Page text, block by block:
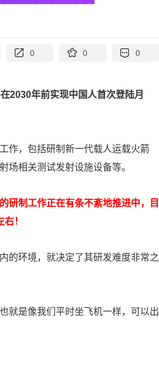
0 0 0
2030年前实现中国人首次登陆月
作，包括研制新一代载人运载火箭
场相关测试发射设施设备等。
研制工作正在有条不紊地推进中，目
！
的环境，就决定了其研发难度非常之
就是像我们平时坐飞机一样，可以出